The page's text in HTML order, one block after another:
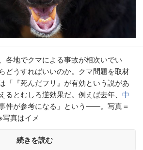
各地でクマによる事故が相次いでい
どうすればいいのか。クマ問題を取材
「『死んだフリ』が有効という説があ
るとむしろ逆効果だ。例えば去年、 中
件が参考になる」という――。写真＝
真はイメ
続きを読む